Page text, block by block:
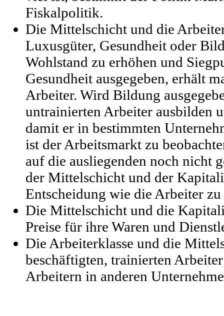
Fiskalpolitik.
Die Mittelschicht und die
Luxusgüter, Gesundheit oder
Wohlstand zu erhöhen und
Gesundheit ausgegeben, erhält
Arbeiter. Wird Bildung
untrainierten Arbeiter ausbilden
damit er in bestimmten
ist der Arbeitsmarkt zu
auf die ausliegenden noch nicht
der Mittelschicht und der
Entscheidung wie die Arbeiter
Die Mittelschicht und die
Preise für ihre Waren und
Die Arbeiterklasse und die
beschäftigten, trainierten
Arbeitern in anderen